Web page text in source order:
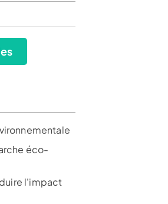
éco-
l'impact